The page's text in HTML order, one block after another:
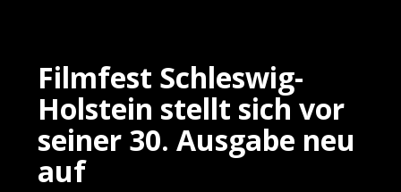
Filmfest Schleswig-
Holstein stellt sich vor
seiner 30. Ausgabe neu
auf